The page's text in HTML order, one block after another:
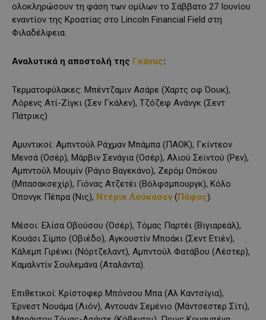
ολοκληρώσουν τη φάση των ομίλων το Σάββατο 27 Ιουνίου
εναντίον της Κροατίας στο Lincoln Financial Field στη
Φιλαδέλφεια.
Αναλυτικά η αποστολή της Γκάνας:
Τερματοφύλακες: Μπέντζαμιν Ασάρε (Χαρτς οφ Όουκ),
Λόρενς Ατί-Ζίγκι (Σεν Γκάλεν), Τζόζεφ Ανάνγκ (Σεντ
Πάτρικς)
Αμυντικοί: Αμπντούλ Ράχμαν Μπάμπα (ΠΑΟΚ), Γκίντεον
Μενσά (Οσέρ), Μάρβιν Σενάγια (Οσέρ), Αλιού Σεϊντού (Ρεν),
Αμπντούλ Μουμίν (Ράγιο Βαγεκάνο), Ζερόμ Οπόκου
(Μπασακσεχίρ), Γιόνας Ατζετέι (Βόλφσμπουργκ), Κόλο
Όπονγκ Πέπρα (Νις), Ντέρικ Λούκασεν ( Πάφος).
Μέσοι: Ελίσα Οβούσου (Οσέρ), Τόμας Παρτέι (Βιγιαρεάλ),
Κουάσι Σίμπο (Οβιέδο), Αγκουστίν Μποάκι (Σεντ Ετιέν),
Κάλεμπ Γιρένκι (Νόρτζελαντ), Αμπντούλ Φατάβου (Λέστερ),
Καμαλντίν Σουλεμάνα (Αταλάντα).
Επιθετικοί: Κρίστοφερ Μπόνσου Μπα (Αλ Καντσίγια),
Έρνεστ Νουάμα (Λιόν), Αντουάν Σεμένιο (Μάντσεστερ Σίτι),